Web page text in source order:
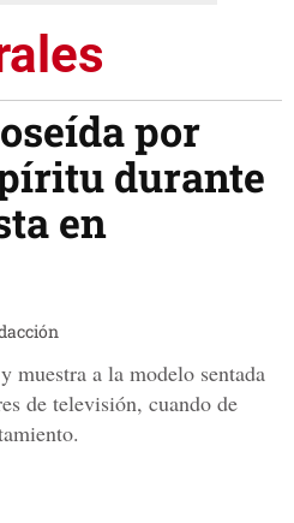
por
durante
en
muestra a la modelo sentada
de televisión, cuando de